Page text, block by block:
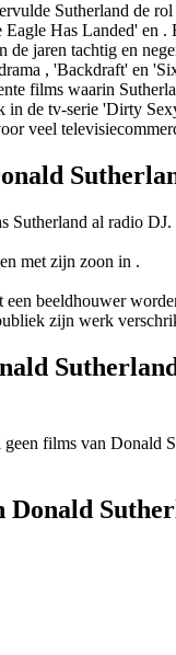
Sutherland de
Eagle Has Landed' en .
de jaren tachtig en
, 'Backdraft' en
films waarin
in de tv-serie 'Dirty
veel
Sutherland al radio DJ.
met zijn zoon in .
een beeldhouwer
zijn werk
geen films van Donald
Donald